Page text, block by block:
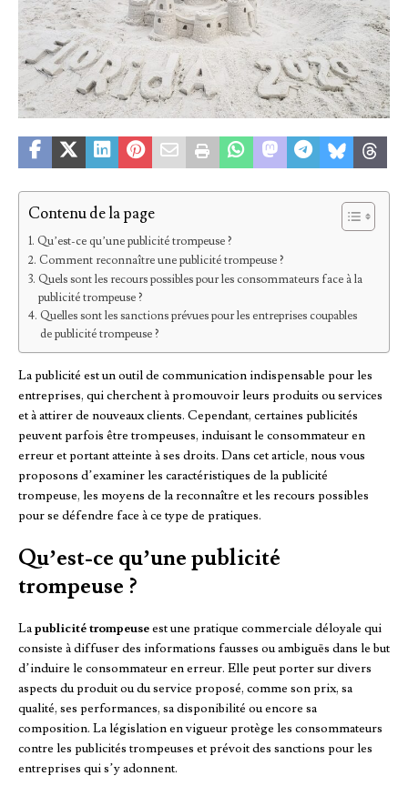
Contenu de la page
Qu’est-ce qu’une publicité trompeuse ?
Comment reconnaître une publicité trompeuse ?
Quels sont les recours possibles pour les consommateurs face à la
publicité trompeuse ?
Quelles sont les sanctions prévues pour les entreprises coupables
de publicité trompeuse ?
La publicité est un outil de communication indispensable pour les
entreprises, qui cherchent à promouvoir leurs produits ou services
et à attirer de nouveaux clients. Cependant, certaines publicités
peuvent parfois être trompeuses, induisant le consommateur en
erreur et portant atteinte à ses droits. Dans cet article, nous vous
proposons d’examiner les caractéristiques de la publicité
trompeuse, les moyens de la reconnaître et les recours possibles
pour se défendre face à ce type de pratiques.
Qu’est-ce qu’une publicité
trompeuse ?
Lapublicité trompeuseest une pratique commerciale déloyale qui
consiste à diffuser des informations fausses ou ambiguës dans le but
d’induire le consommateur en erreur. Elle peut porter sur divers
aspects du produit ou du service proposé, comme son prix, sa
qualité, ses performances, sa disponibilité ou encore sa
composition. La législation en vigueur protège les consommateurs
contre les publicités trompeuses et prévoit des sanctions pour les
entreprises qui s’y adonnent.